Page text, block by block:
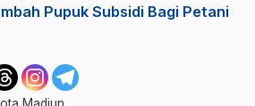
Pupuk Subsidi Bagi Petani
Madiun